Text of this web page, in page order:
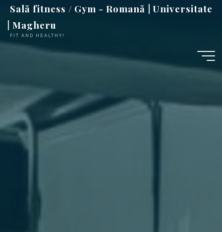
Sari
conținut
Sală fitness / Gym - Romană | Universitate
| Magheru
FIT AND HEALTHY!